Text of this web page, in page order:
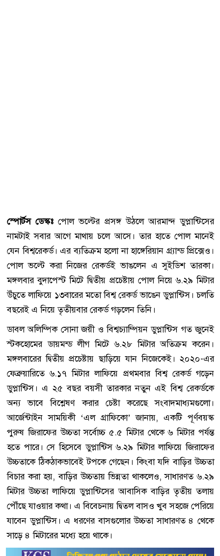
স্পোর্টস ডেস্কঃ পোল ভল্টের প্রসঙ্গ উঠলে আরমান্দ ডুপ্লান্টিসের
নামটাই সবার আগে মাথায় চলে আসে। তার হাতে পোল মানেই
যেন বিশ্বরেকর্ড। এর ব্যতিক্রম হলো না হাঙ্গেরিয়ান গ্র্যান্ড প্রিক্সেও।
পোল ভল্টে করা নিজের রেকর্ডই ভাঙলেন এ সুইডিশ তারকা।
মঙ্গলবার বুদাপেস্ট মিটে দ্বিতীয় প্রচেষ্টায় পোল নিয়ে ৬.২৯ মিটার
উঁচুতে লাফিয়ে ১৩বারের মতো বিশ্ব রেকর্ড ভাঙেন ডুপ্লান্টিস। চলতি
বছরেই এ নিয়ে তৃতীয়বার রেকর্ড গড়লেন তিনি।
ডাবল অলিম্পিক সোনা জয়ী ও বিশ্বচ্যাম্পিয়ন ডুপ্লান্টিস গত জুনেই
স্টকহোমের ডায়মন্ড লীগ মিটে ৬.২৮ মিটার অতিক্রম করেন।
মঙ্গলবারের দ্বিতীয় প্রচেষ্টায় ছাড়িয়ে যান নিজেকেই। ২০২০-এর
ফেব্রুয়ারিতে ৬.১৭ মিটার লাফিয়ে প্রথমবার বিশ্ব রেকর্ড গড়েন
ডুপ্লান্টিস। এ ২৫ বছর বয়সী তারকার নতুন এই বিশ্ব রেকর্ডকে
অন্য ভাবে বিশ্লেষণ করার চেষ্টা করেছে সংবাদমাধ্যমগুলো।
আর্জেন্টাইন সাময়িকী ‘এল গ্রাফিকো’ জানায়, একটি পূর্ণবয়স্ক
পুরুষ জিরাফের উচ্চতা সর্বোচ্চ ৫.৫ মিটার থেকে ৬ মিটার পর্যন্ত
হতে পারে। সে হিসেবে ডুপ্লান্টিস ৬.২৯ মিটার লাফিয়ে জিরাফের
উচ্চতাকে ঠিকঠাকভাবেই টপকে গেছেন। কিংবা যদি বাড়ির উচ্চতা
বিচার করা হয়, বাড়ির উচ্চতায় ভিন্নতা থাকলেও, সাধারণত ৬.২৯
মিটার উচ্চতা লাফিয়ে ডুপ্লান্টিসের আবাসিক বাড়ির তৃতীয় তলায়
পৌঁছে যাওয়ার কথা। এ বিবেচনায় দ্বিতল বাসও খুব সহজে পেরিয়ে
যাবেন ডুপ্লান্টিস। এ ধরণের বাসগুলোর উচ্চতা সাধারণত ৪ থেকে
সাড়ে ৪ মিটারের মধ্যে হয়ে থাকে।